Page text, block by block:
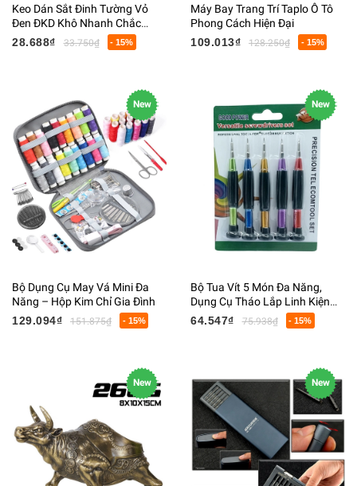
Keo Dán Sắt Đinh Tường Vỏ
Đen ĐKD Khô Nhanh Chắc
Chắn 3.5MPA 60ML
28.688₫ 33.750₫ - 15%
Máy Bay Trang Trí Taplo Ô Tô
Phong Cách Hiện Đại
109.013₫
128.250₫ - 15%
New
Bộ Dụng Cụ May Vá Mini Đa
Năng – Hộp Kim Chỉ Gia Đình
129.094₫
151.875₫ - 15%
New
Bộ Tua Vít 5 Món Đa Năng,
Dụng Cụ Tháo Lắp Linh Kiện
Điện Tử
64.547₫ 75.938₫ - 15%
New New